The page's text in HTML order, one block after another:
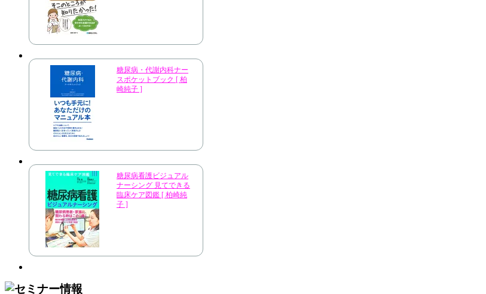
糖尿病・代謝内科ナー
スポケットブック [ 柏
崎純子 ]
糖尿病看護ビジュアル
ナーシング 見てできる
臨床ケア図鑑 [ 柏崎純
子 ]